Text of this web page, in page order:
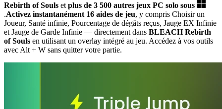
Rebirth of Souls et plus de 3 500 autres jeux PC solo sous
.Activez instantanément 16 aides de jeu, y compris Choisir un
Joueur, Santé infinie, Pourcentage de dégâts reçus, Jauge EX Infinie
et Jauge de Garde Infinie — directement dans BLEACH Rebirth
of Souls en utilisant un overlay intégré au jeu. Accédez à vos outils
avec Alt + W sans quitter votre partie.